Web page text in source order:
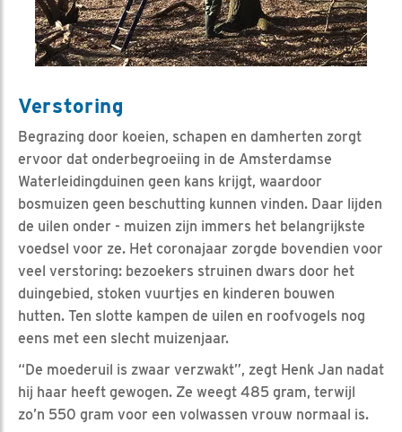
Verstoring
Begrazing door koeien, schapen en damherten zorgt
ervoor dat onderbegroeiing in de Amsterdamse
Waterleidingduinen geen kans krijgt, waardoor
bosmuizen geen beschutting kunnen vinden. Daar lijden
de uilen onder - muizen zijn immers het belangrijkste
voedsel voor ze. Het coronajaar zorgde bovendien voor
veel verstoring: bezoekers struinen dwars door het
duingebied, stoken vuurtjes en kinderen bouwen
hutten. Ten slotte kampen de uilen en roofvogels nog
eens met een slecht muizenjaar.
“De moederuil is zwaar verzwakt”, zegt Henk Jan nadat
hij haar heeft gewogen. Ze weegt 485 gram, terwijl
zo’n 550 gram voor een volwassen vrouw normaal is.